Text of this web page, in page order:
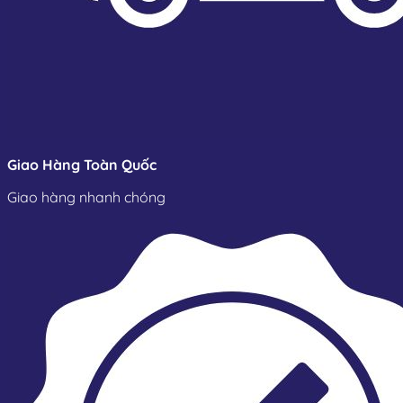
Giao Hàng Toàn Quốc
Giao hàng nhanh chóng